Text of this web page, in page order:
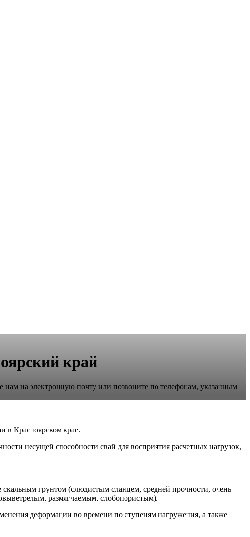
край
на электронную почту или позвоните по телефонам, указанным
в Красноярском крае.
несущей способности свай для восприятия расчетных нагрузок,
грунтом (слюдистым сланцем, средней прочности, очень
размягчаемым, слобопористым).
деформации во времени по ступеням нагружения, а также